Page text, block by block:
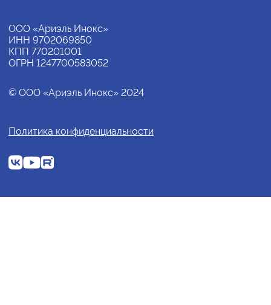
ООО «Ариэль Инокс»
ИНН 9702069850
КПП 770201001
ОГРН 1247700583052
© ООО «Ариэль Инокс» 2024
Политика конфиденциальности